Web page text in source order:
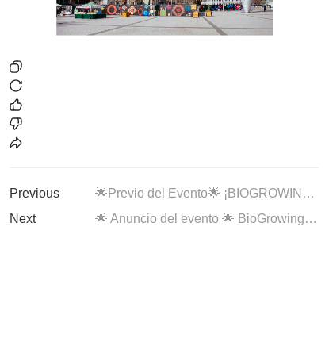
Previous
🌟Previo del Evento🌟 ¡BIOGROWING tendrá una presencia destacada en el CMA BIOTICS DAY 2026!
Next
🌟 Anuncio del evento 🌟 BioGrowing presente en HNC 2026